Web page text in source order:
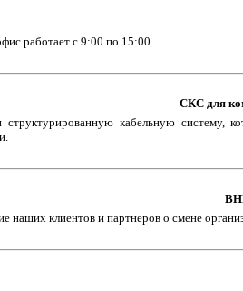
работает с 9:00 по 15:00.
СКС для
кабельную систему,
наших клиентов и партнеров о смене